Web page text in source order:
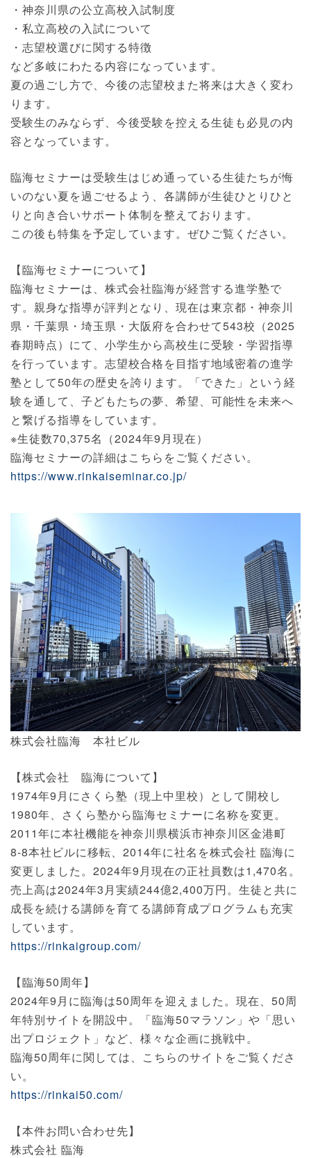
・神奈川県の公立高校入試制度
・私立高校の入試について
・志望校選びに関する特徴
など多岐にわたる内容になっています。
夏の過ごし方で、今後の志望校また将来は大きく変わ
ります。
受験生のみならず、今後受験を控える生徒も必見の内
容となっています。
臨海セミナーは受験生はじめ通っている生徒たちが悔
いのない夏を過ごせるよう、各講師が生徒ひとりひと
りと向き合いサポート体制を整えております。
この後も特集を予定しています。ぜひご覧ください。
【臨海セミナーについて】
臨海セミナーは、株式会社臨海が経営する進学塾で
す。親身な指導が評判となり、現在は東京都・神奈川
県・千葉県・埼玉県・大阪府を合わせて543校（2025
春期時点）にて、小学生から高校生に受験・学習指導
を行っています。志望校合格を目指す地域密着の進学
塾として50年の歴史を誇ります。「できた」という経
験を通して、子どもたちの夢、希望、可能性を未来へ
と繋げる指導をしています。
※生徒数70,375名（2024年9月現在）
臨海セミナーの詳細はこちらをご覧ください。
https://www.rinkaiseminar.co.jp/
株式会社臨海 本社ビル
【株式会社 臨海について】
1974年9月にさくら塾（現上中里校）として開校し
1980年、さくら塾から臨海セミナーに名称を変更。
2011年に本社機能を神奈川県横浜市神奈川区金港町
8-8本社ビルに移転、2014年に社名を株式会社 臨海に
変更しました。2024年9月現在の正社員数は1,470名。
売上高は2024年3月実績244億2,400万円。生徒と共に
成長を続ける講師を育てる講師育成プログラムも充実
しています。
https://rinkaigroup.com/
【臨海50周年】
2024年9月に臨海は50周年を迎えました。現在、50周
年特別サイトを開設中。「臨海50マラソン」や「思い
出プロジェクト」など、様々な企画に挑戦中。
臨海50周年に関しては、こちらのサイトをご覧くださ
い。
https://rinkai50.com/
【本件お問い合わせ先】
株式会社 臨海